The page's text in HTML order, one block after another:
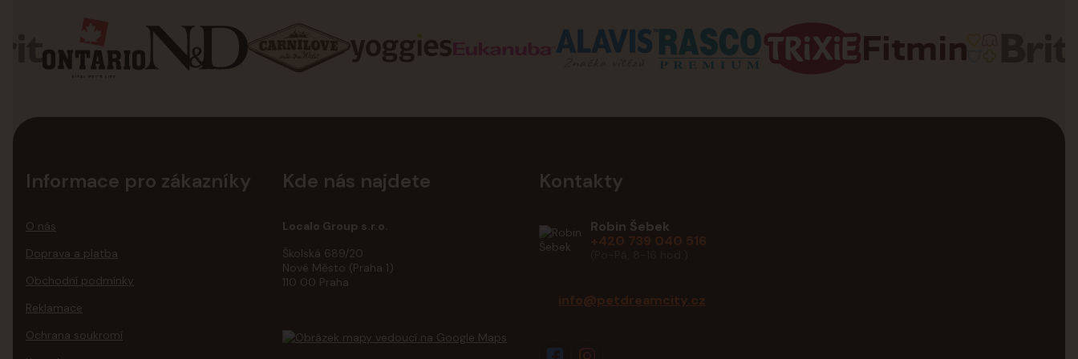
Informace pro zákazníky
O nás
Doprava a platba
Obchodní podmínky
Reklamace
Ochrana soukromí
Kde nás najdete
Localo Group s.r.o.
Školská 689/20
Nové Město (Praha 1)
110 00 Praha
Kontakty
Robin Šebek
+420 739 040 516
info@petdreamcity.cz